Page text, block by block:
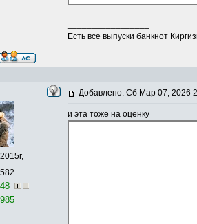
Есть все выпуски банкнот
582
48
985
Добавлено: Сб Мар 07, 2026
и эта тоже на оценку